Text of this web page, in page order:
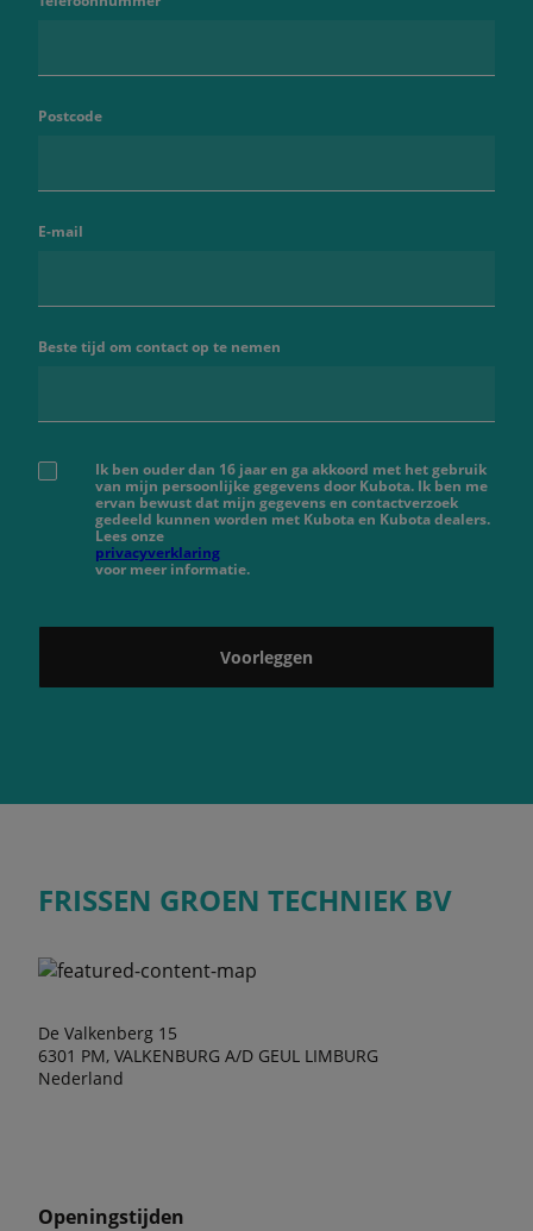
Postcode
E-mail
Beste tijd om contact op te nemen
Ik ben ouder dan 16 jaar en ga akkoord met het gebruik
van mijn persoonlijke gegevens door Kubota. Ik ben me
ervan bewust dat mijn gegevens en contactverzoek
gedeeld kunnen worden met Kubota en Kubota dealers.
Lees onze
privacyverklaring
voor meer informatie.
Voorleggen
FRISSEN GROEN TECHNIEK BV
De Valkenberg 15
6301 PM, VALKENBURG A/D GEUL LIMBURG
Nederland
Openingstijden